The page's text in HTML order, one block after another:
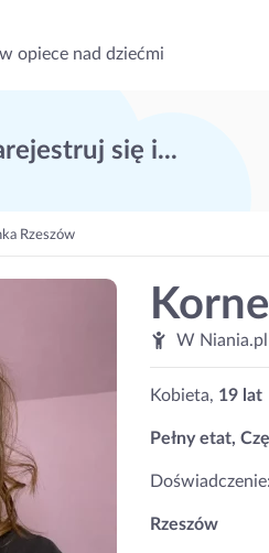
opiece nad dziećmi
się i...
Rzeszów
W Niania.pl
Kobieta, 19 lat
Pełny etat,
Doświadczenie:
Rzeszów